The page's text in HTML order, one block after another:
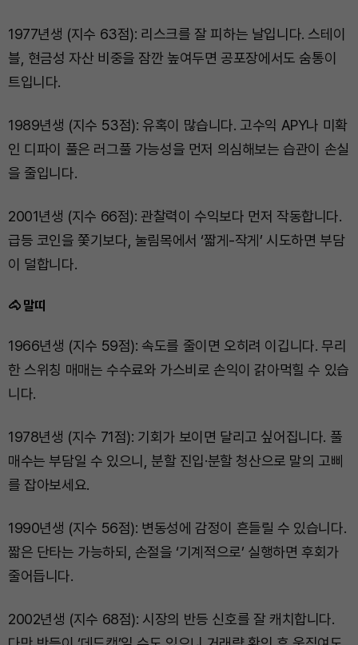
1977년생 (지수 63점): 리스크를 잘 피하는 날입니다. 스테이
블, 현금성 자산 비중을 잠깐 높여두면 공포장에서도 숨통이
트입니다.
1989년생 (지수 53점): 유혹이 많습니다. 고수익 APY나 미확
인 디파이 풀은 러그풀 가능성을 먼저 의심해보는 습관이 손실
을 줄입니다.
2001년생 (지수 66점): 관찰력이 수익보다 먼저 작동합니다.
급등 코인을 쫓기보다, 눌림목에서 ‘짧게-작게’ 시도하면 부담
이 덜합니다.
🐴 말띠
1966년생 (지수 59점): 속도를 줄이면 오히려 이깁니다. 무리
한 스위칭 매매는 수수료와 가스비로 손익이 갉아먹힐 수 있습
니다.
1978년생 (지수 71점): 기회가 보이면 달리고 싶어집니다. 풀
매수는 부담일 수 있으니, 분할 진입·분할 청산으로 말의 고삐
를 잡아보세요.
1990년생 (지수 56점): 변동성에 감정이 흔들릴 수 있습니다.
짧은 단타는 가능하되, 손절을 ‘기계적으로’ 실행하면 후회가
줄어듭니다.
2002년생 (지수 68점): 시장의 반등 신호를 잘 캐치합니다.